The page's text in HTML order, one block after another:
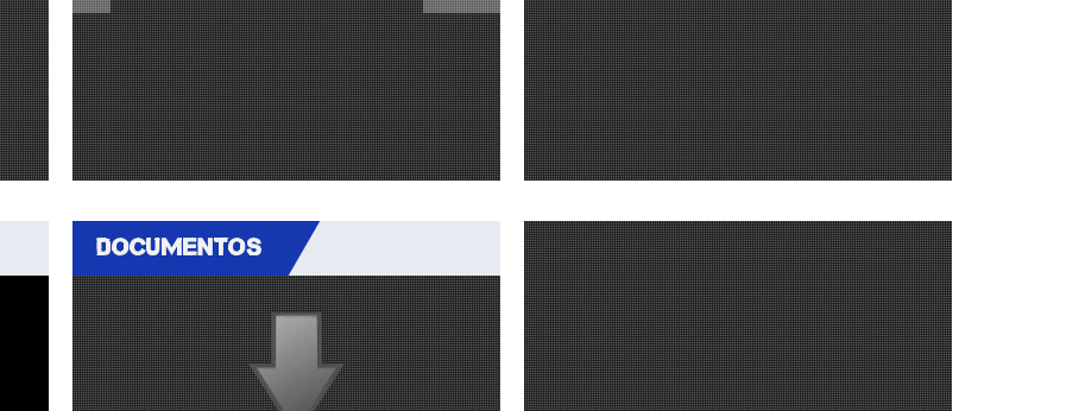
DOCUMENTOS